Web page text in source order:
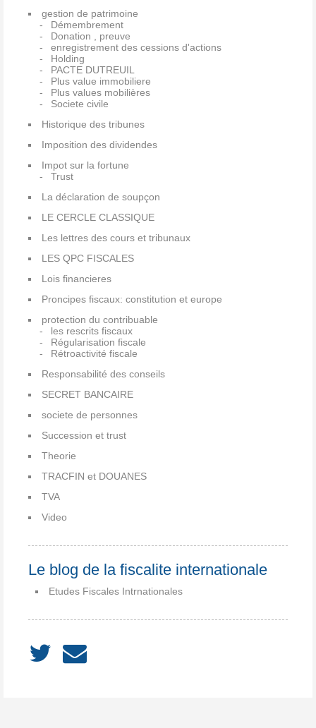
gestion de patrimoine
Démembrement
Donation , preuve
enregistrement des cessions d'actions
Holding
PACTE DUTREUIL
Plus value immobiliere
Plus values mobilières
Societe civile
Historique des tribunes
Imposition des dividendes
Impot sur la fortune
Trust
La déclaration de soupçon
LE CERCLE CLASSIQUE
Les lettres des cours et tribunaux
LES QPC FISCALES
Lois financieres
Proncipes fiscaux: constitution et europe
protection du contribuable
les rescrits fiscaux
Régularisation fiscale
Rétroactivité fiscale
Responsabilité des conseils
SECRET BANCAIRE
societe de personnes
Succession et trust
Theorie
TRACFIN et DOUANES
TVA
Video
Le blog de la fiscalite internationale
Etudes Fiscales Intrnationales